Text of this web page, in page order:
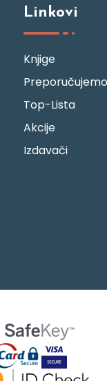
Linkovi
Knjige
Preporučujemo
Top-Lista
Akcije
Izdavači